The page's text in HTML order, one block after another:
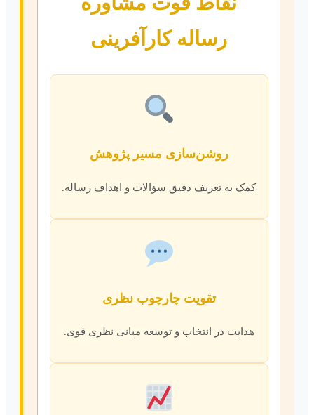
رساله کارآفرینی
روشن‌سازی مسیر پژوهش
کمک به تعریف دقیق سؤالات و اهداف رساله.
تقویت چارچوب نظری
هدایت در انتخاب و توسعه مبانی نظری قوی.